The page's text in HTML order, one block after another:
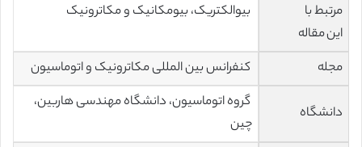
مرتبط با
این مقاله
بیوالکتریک، بیومکانیک و مکاترونیک
مجله کنفرانس بین المللی مکاترونیک و اتوماسیون
دانشگاه
گروه اتوماسیون، دانشگاه مهندسی هاربین،
چین